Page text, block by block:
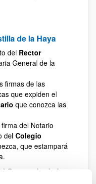
de la Haya
del Rector
General de la
firmas de las
que expiden el
que conozca las
del Notario
del Colegio
que estampará
Convenio de la